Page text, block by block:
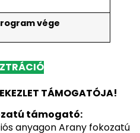
vége
TÁMOGATÓJA!
támogató:
anyagon Arany fokozatú